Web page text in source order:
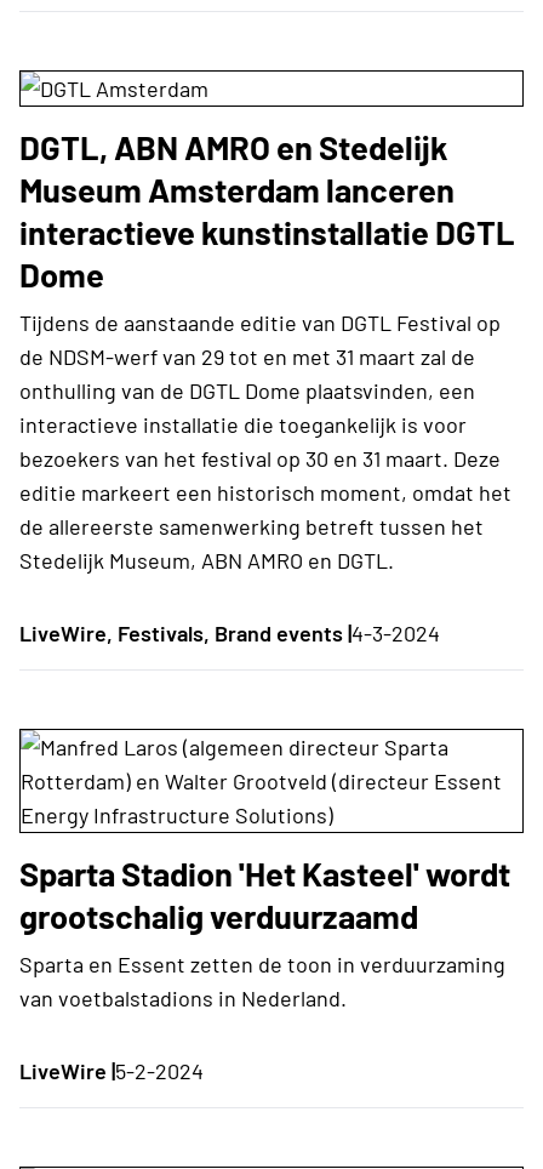
DGTL, ABN AMRO en Stedelijk
Museum Amsterdam lanceren
interactieve kunstinstallatie DGTL
Dome
Tijdens de aanstaande editie van DGTL Festival op
de NDSM-werf van 29 tot en met 31 maart zal de
onthulling van de DGTL Dome plaatsvinden, een
interactieve installatie die toegankelijk is voor
bezoekers van het festival op 30 en 31 maart. Deze
editie markeert een historisch moment, omdat het
de allereerste samenwerking betreft tussen het
Stedelijk Museum, ABN AMRO en DGTL.
LiveWire, Festivals, Brand events |4-3-2024
Sparta Stadion 'Het Kasteel' wordt
grootschalig verduurzaamd
Sparta en Essent zetten de toon in verduurzaming
van voetbalstadions in Nederland.
LiveWire |5-2-2024